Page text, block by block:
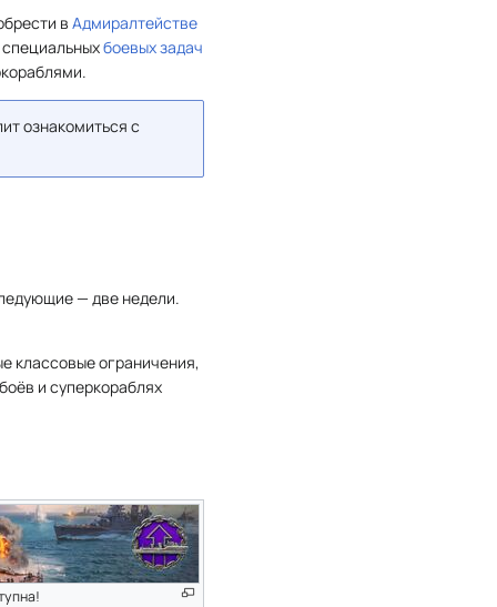
в Адмиралтействе
боевых задач
ознакомиться с
— две недели.
классовые ограничения,
и суперкораблях